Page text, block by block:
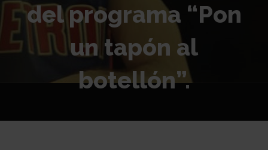
del programa “Pon
un tapón al
botellón”.